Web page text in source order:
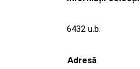
6432 u.b.
Adresă